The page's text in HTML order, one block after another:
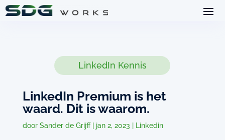
LinkedIn Kennis
LinkedIn Premium is het
waard. Dit is waarom.
door Sander de Grijff| jan 2, 2023 Linkedin